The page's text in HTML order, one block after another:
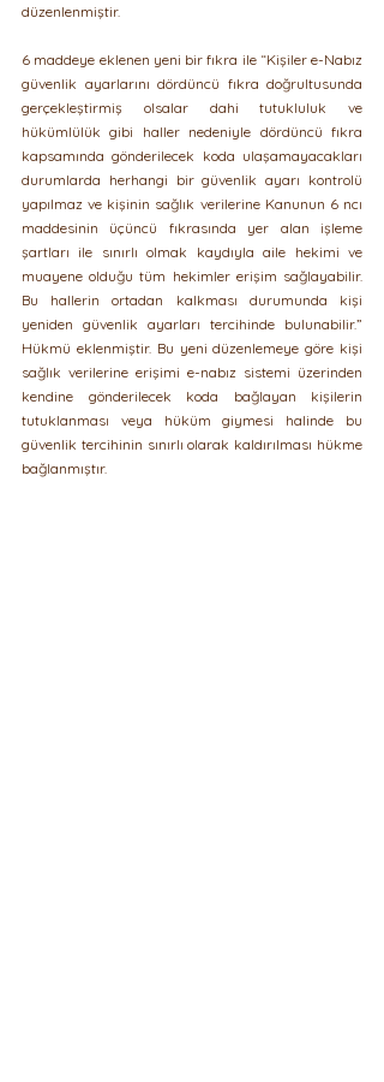
düzenlenmiştir.
6 maddeye eklenen yeni bir fıkra ile “Kişiler e-Nabız
güvenlik ayarlarını dördüncü fıkra doğrultusunda
gerçekleştirmiş olsalar dahi tutukluluk ve
hükümlülük gibi haller nedeniyle dördüncü fıkra
kapsamında gönderilecek koda ulaşamayacakları
durumlarda herhangi bir güvenlik ayarı kontrolü
yapılmaz ve kişinin sağlık verilerine Kanunun 6 ncı
maddesinin üçüncü fıkrasında yer alan işleme
şartları ile sınırlı olmak kaydıyla aile hekimi ve
muayene olduğu tüm hekimler erişim sağlayabilir.
Bu hallerin ortadan kalkması durumunda kişi
yeniden güvenlik ayarları tercihinde bulunabilir.”
Hükmü eklenmiştir. Bu yeni düzenlemeye göre kişi
sağlık verilerine erişimi e-nabız sistemi üzerinden
kendine gönderilecek koda bağlayan kişilerin
tutuklanması veya hüküm giymesi halinde bu
güvenlik tercihinin sınırlı olarak kaldırılması hükme
bağlanmıştır.